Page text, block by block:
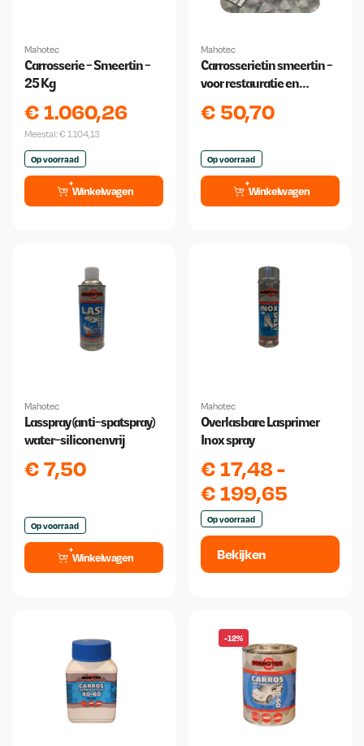
Mahotec
Carrosserie - Smeertin -
25 Kg
€1.060,26
Meestal:€ 1.104,13
Op voorraad
Winkelwagen
Mahotec
Carrosserietin smeertin -
voor restauratie en
€ 50,70
Op voorraad
Winkelwagen
Mahotec
Lasspray (anti-spatspray)
water-siliconenvrij
€7,50
Op voorraad
Winkelwagen
Mahotec
Overlasbare Lasprimer
Inox spray
€17,48-
€199,65
Op voorraad
Bekijken
-12%